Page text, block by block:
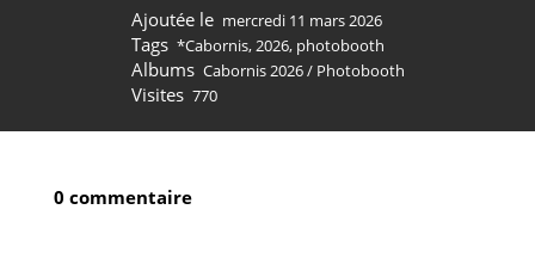
Ajoutée le mercredi 11 mars 2026
Tags *Cabornis,2026, photobooth
Albums Cabornis 2026/ Photobooth
Visites 770
0 commentaire